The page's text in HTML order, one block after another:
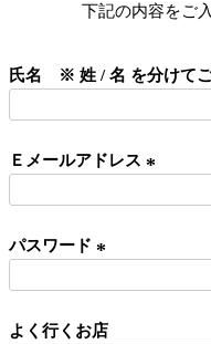
下記の内容をご
氏名 ※ 姓 / 名 を分けて
Ｅメールアドレス
パスワード
須
よく行くお店